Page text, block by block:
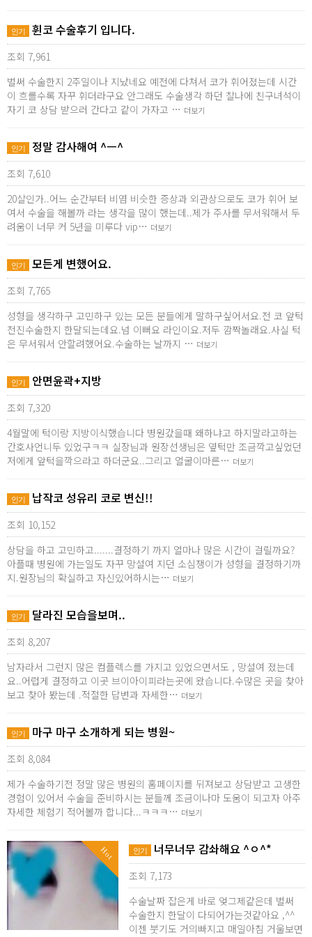
인기 휜코 수술후기 입니다.
조회 7,961
벌써 수술한지 2주일이나 지났네요 예전에 다쳐서 코가 휘어졌는데 시간
이 흐를수록 자꾸 휘더라구요 안그래도 수술생각 하던 찰나에 친구녀석이
자기 코 상담 받으러 간다고 같이 가자고 … 더보기
인기 정말 감사해여 ^ㅡ^
조회 7,610
20살인가..어느 순간부터 비염 비슷한 증상과 외관상으로도 코가 휘어 보
여서 수술을 해볼까 라는 생각을 많이 했는데..제가 주사를 무서워해서 두
려움이 너무 커 5년을 미루다 vip… 더보기
인기 모든게 변했어요.
조회 7,765
성형을 생각하구 고민하구 있는 모든 분들에게 말하구싶어서요.전 코 앞턱
전진수술한지 한달되는데요.넘 이뻐요 라인이요.저두 깜짝놀래요.사실 턱
은 무서워서 안할려했어요.수술하는 날까지 … 더보기
인기 안면윤곽+지방
조회 7,320
4월말에 턱이랑 지방이식했습니다 병원갔을때 왜하냐고 하지말라고하는
간호사언니두 있었구ㅋㅋ 실장님과 원장선생님은 옆턱만 조금깍고싶었던
저에게 앞턱을깍으라고 하더군요..그리고 얼굴이마른… 더보기
인기 납작코 성유리 코로 변신!!
조회 10,152
상담을 하고 고민하고.......결정하기 까지 얼마나 많은 시간이 걸릴까요?
아플때 병원에 가는일도 자꾸 망설여 지던 소심쟁이가 성형을 결정하기까
지.원장님의 확실하고 자신있어하시는… 더보기
인기 달라진 모습을보며..
조회 8,207
남자라서 그런지 많은 컴플렉스를 가지고 있었으면서도 , 망설여 졌는데
요..어렵게 결정하고 이곳 브이아이피라는곳에 왔습니다.수많은 곳을 찾아
보고 찾아 봤는데 .적절한 답변과 자세한… 더보기
인기 마구 마구 소개하게 되는 병원~
조회 8,084
제가 수술하기전 정말 많은 병원의 홈페이지를 뒤져보고 상담받고 고생한
경험이 있어서 수술을 준비하시는 분들께 조금이나마 도움이 되고자 아주
자세한 체험기 적어볼까 합니다...ㅋㅋㅋ… 더보기
Hot 인기 너무너무 감솨해요 ^ㅇ^*
조회 7,173
수술날짜 잡은게 바로 엊그제같은데 벌써
수술한지 한달이 다되어가는것같아요 ,^^
이젠 붓기도 거의빠지고 매일아침 거울보면